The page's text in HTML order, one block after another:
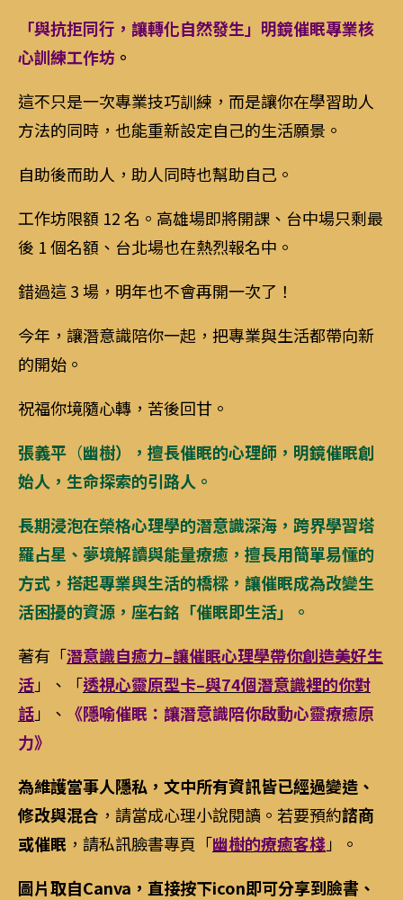
「與抗拒同行，讓轉化自然發生」明鏡催眠專業核
心訓練工作坊 。
這不只是一次專業技巧訓練，而是讓你在學習助人
方法的同時，也能重新設定自己的生活願景。
自助後而助人，助人同時也幫助自己。
工作坊限額 12 名。高雄場即將開課、台中場只剩最
後 1 個名額、台北場也在熱烈報名中。
錯過這 3 場，明年也不會再開一次了！
今年，讓潛意識陪你一起，把專業與生活都帶向新
的開始。
祝福你境隨心轉，苦後回甘。
張義平 （幽樹） ， 擅長催眠的心理師，明鏡催眠創
始人，生命探索的引路人。
長期浸泡在榮格心理學的潛意識深海，跨界學習塔
羅占星、夢境解讀與能量療癒，擅長用簡單易懂的
方式，搭起專業與生活的橋樑，讓催眠成為改變生
活困擾的資源，座右銘「催眠即生活」。
著有「潛意識自癒力–讓催眠心理學帶你創造美好生
活」、「透視心靈原型卡–與74個潛意識裡的你對
話」、 《隱喻催眠：讓潛意識陪你啟動心靈療癒原
力》
為維護當事人隱私，文中所有資訊皆已經過變造、
修改與混合 ，請當成心理小說閱讀。若要預約諮商
或催眠 ，請私訊臉書專頁「幽樹的療癒客棧」。
圖片取自Canva，直接按下icon即可分享到臉書、